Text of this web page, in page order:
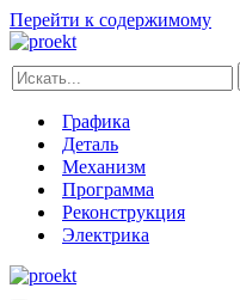
Перейти к содержимому
Искать...
Графика
Деталь
Механизм
Программа
Реконструкция
Электрика